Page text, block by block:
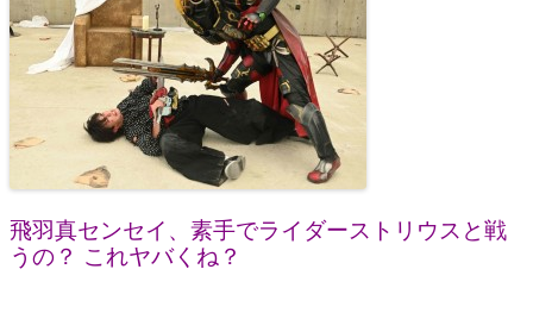
飛羽真センセイ、素手でライダーストリウスと戦
うの？ これヤバくね？